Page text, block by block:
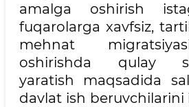
amalga oshirish
fuqarolarga xavfsiz,
mehnat
oshirishda qulay
yaratish maqsadida
davlat ish beruvchilarini